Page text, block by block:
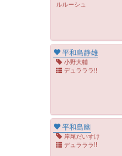
ルルーシュ
平和島静雄
小野大輔
デュラララ!!
平和島幽
岸尾だいすけ
デュラララ!!